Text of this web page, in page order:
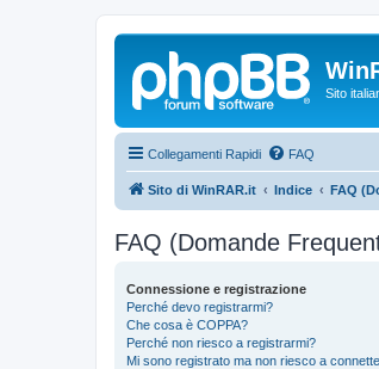
Sito
Collegamenti Rapidi FAQ
Sito di WinRAR.it Indice FAQ
FAQ (Domande
Connessione e registrazione
Perché devo registrarmi?
Che cosa è COPPA?
Perché non riesco a registrarmi?
Mi sono registrato ma non riesco a